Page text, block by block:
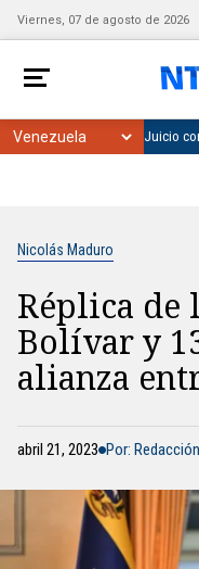
Viernes, 07 de agosto de 2026
Juicio
Nicolás Maduro
Réplica de
Bolívar y
alianza
abril 21, 2023 Por: